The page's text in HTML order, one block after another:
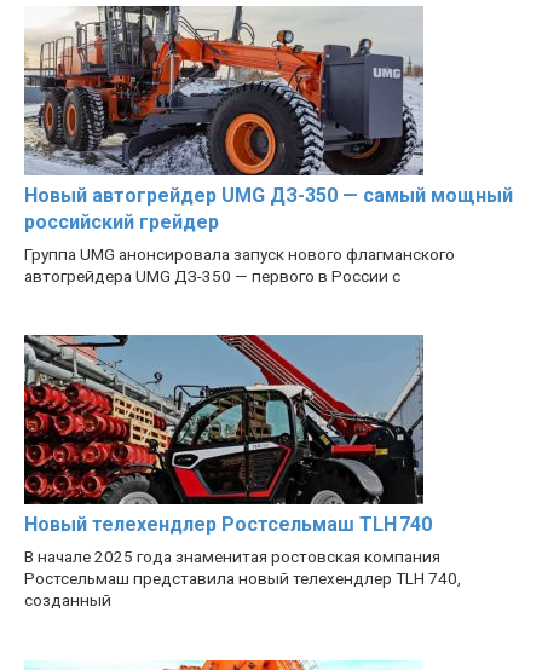
Новый автогрейдер UMG ДЗ-350 — самый мощный
российский грейдер
Группа UMG анонсировала запуск нового флагманского
автогрейдера UMG ДЗ-350 — первого в России с
Новый телехендлер Ростсельмаш TLH 740
В начале 2025 года знаменитая ростовская компания
Ростсельмаш представила новый телехендлер TLH 740,
созданный